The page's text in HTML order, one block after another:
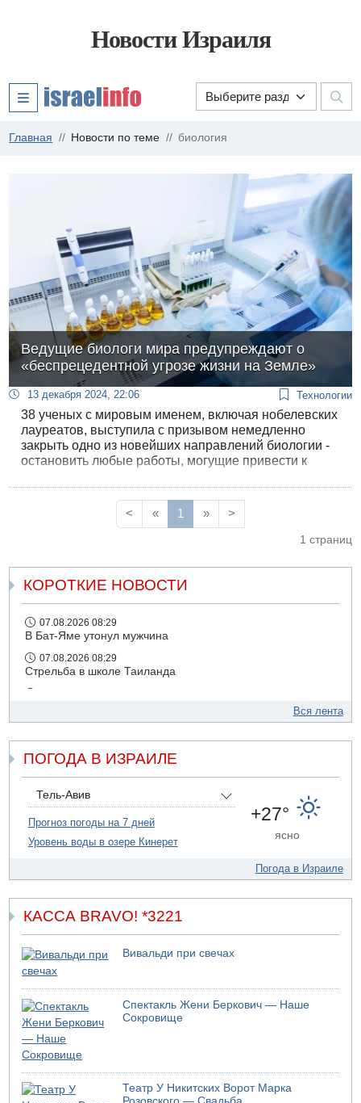
Новости Израиля
Главная Новости по теме биология
Ведущие биологи мира предупреждают о
«беспрецедентной угрозе жизни на Земле»
13 декабря 2024, 22:06 Технологии
38 ученых с мировым именем, включая нобелевских
лауреатов, выступила с призывом немедленно
закрыть одно из новейших направлений биологии -
остановить любые работы, могущие привести к
предупреждают, что такие бактерии станут
смертельной угрозой для человечества и всего
< « 1 » >
1 страниц
КОРОТКИЕ НОВОСТИ
07.08.2026 08:29
В Бат-Яме утонул мужчина
07.08.2026 08:29
Стрельба в школе Таиланда
Саудовская Аравия сообщает о нападении хуситов
06.08.2026 13:43
И еще иранские агенты
06.08.2026 13:13
Арестованы двое подозреваемых в стрельбе по
электрической компании
Вся лента
ПОГОДА В ИЗРАИЛЕ
Тель-Авив
Прогноз погоды на 7 дней
Уровень воды в озере Кинерет
+27°
ясно
Погода в Израиле
КАССА BRAVO! *3221
Вивальди при свечах
Спектакль Жени Беркович — Наше
Сокровище
Театр У Никитских Ворот Марка